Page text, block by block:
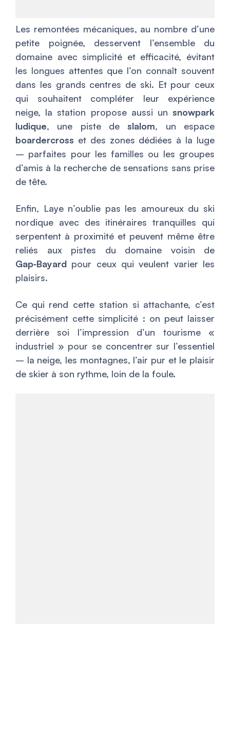
Les remontées mécaniques, au nombre d’une
petite poignée, desservent l’ensemble du
domaine avec simplicité et efficacité, évitant
les longues attentes que l’on connaît souvent
dans les grands centres de ski. Et pour ceux
qui souhaitent compléter leur expérience
neige, la station propose aussi un snowpark
ludique, une piste deslalom, un espace
boardercross et des zones dédiées à la luge
– parfaites pour les familles ou les groupes
d’amis à la recherche de sensations sans prise
de tête.
Enfin, Laye n’oublie pas les amoureux du ski
nordique avec des itinéraires tranquilles qui
serpentent à proximité et peuvent même être
reliés aux pistes du domaine voisin de
Gap‑Bayard pour ceux qui veulent varier les
plaisirs.
Ce qui rend cette station si attachante, c’est
précisément cette simplicité : on peut laisser
derrière soi l’impression d’un tourisme «
industriel » pour se concentrer sur l’essentiel
– la neige, les montagnes, l’air pur et le plaisir
de skier à son rythme, loin de la foule.